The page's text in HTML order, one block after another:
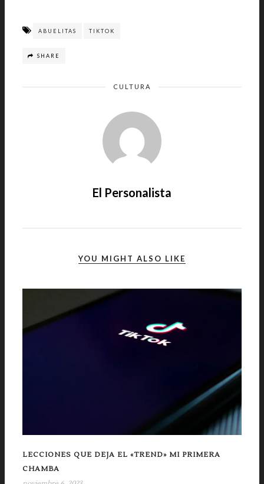
ABUELITAS TIKTOK
SHARE
CULTURA
El Personalista
YOU MIGHT ALSO LIKE
LECCIONES QUE DEJA EL «TREND» MI PRIMERA
CHAMBA